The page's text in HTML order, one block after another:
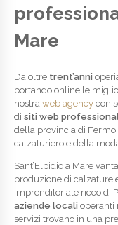
Mare
Da oltre trent’anni
portando online le
nostra web agency con
di siti web
della provincia di Fermo
calzaturiero e della
Sant’Elpidio a Mare
produzione di calzature
imprenditoriale ricco di
aziende locali operanti
servizi trovano in una